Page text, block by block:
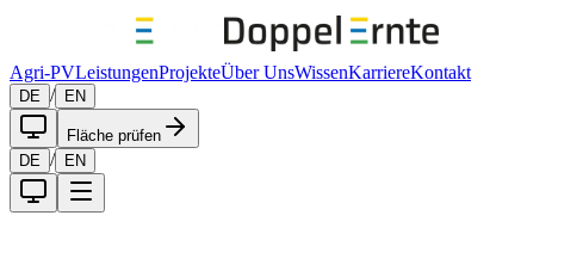
Agri-PVLeistungenProjekteÜber UnsWissenKarriereKontakt
DE / EN
Fläche prüfen
DE / EN